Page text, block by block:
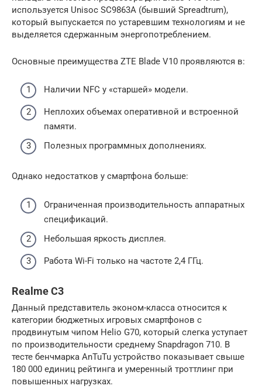
используется Unisoc SC9863A (бывший Spreadtrum),
который выпускается по устаревшим технологиям и не
выделяется сдержанным энергопотреблением.
Основные преимущества ZTE Blade V10 проявляются в:
Наличии NFC у «старшей» модели.
Неплохих объемах оперативной и встроенной
памяти.
Полезных программных дополнениях.
Однако недостатков у смартфона больше:
Ограниченная производительность аппаратных
спецификаций.
Небольшая яркость дисплея.
Работа Wi-Fi только на частоте 2,4 ГГц.
Realme C3
Данный представитель эконом-класса относится к
категории бюджетных игровых смартфонов с
продвинутым чипом Helio G70, который слегка уступает
по производительности среднему Snapdragon 710. В
тесте бенчмарка AnTuTu устройство показывает свыше
180 000 единиц рейтинга и умеренный троттлинг при
повышенных нагрузках.